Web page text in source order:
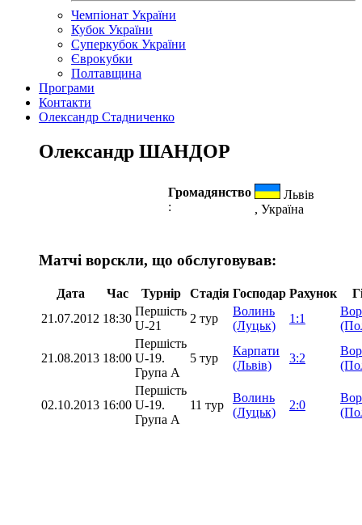
Чемпіонат України
Кубок України
Суперкубок України
Єврокубки
Полтавщина
Програми
Контакти
Олександр Стадниченко
Олександр ШАНДОР
Громадянство
:
Львів
, Україна
Матчі ворскли, що обслуговував:
Дата Час Турнір Стадія Господар Рахунок
21.07.2012 18:30
Першість
U-21
2 тур
Волинь
(Луцьк)
1:1
21.08.2013 18:00
Першість
U-19.
Група А
5 тур
Карпати
(Львів)
3:2
02.10.2013 16:00
Першість
U-19.
Група А
11 тур
Волинь
(Луцьк)
2:0